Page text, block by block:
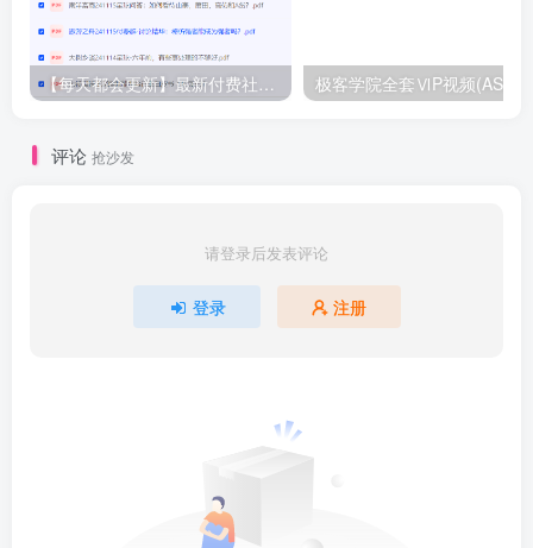
【每天都会更新】最新付费社群公众号文章 极客学院全套ⅥP视频(AS版)
评论 抢沙发
请登录后发表评论
登录 注册